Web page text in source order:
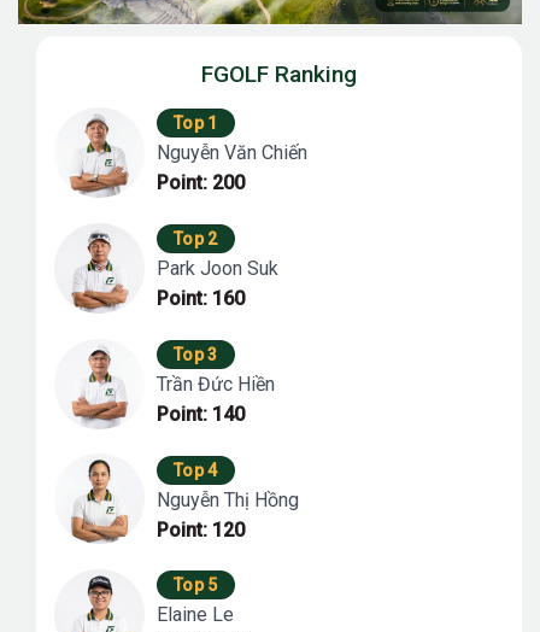
FGOLF Ranking
Top 1
Nguyễn Văn Chiến
Point: 200
Top 2
Park Joon Suk
Point: 160
Top 3
Trần Đức Hiền
Point: 140
Top 4
Nguyễn Thị Hồng
Point: 120
Top 5
Elaine Le